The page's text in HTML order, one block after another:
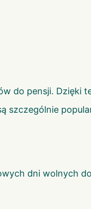
do pensji. Dzięki
szczególnie
dni wolnych